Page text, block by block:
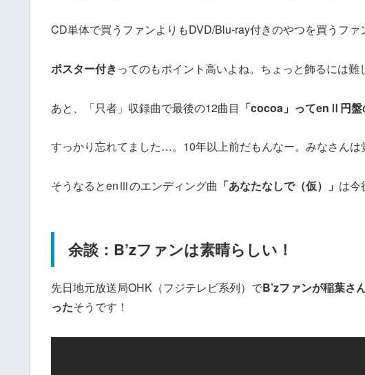
CD単体で買うファンよりもDVD/Blu-ray付きのやつを買うフ
ポスター付きってのもポイント高いよね。ちょっと飾るには難
あと、「只者」収録曲で最後の12曲目 「cocoa」ってenⅡ円
すっかり忘れてました…。10年以上前だもんなー。みなさんは
そうなるとenⅢのエンディング曲 「あなたなしで（仮）」 は今
余談：B’zファンは素晴らしい！
先日地元放送局OHK（フジテレビ系列）でB’zファンが稲葉さ
ったそうです！